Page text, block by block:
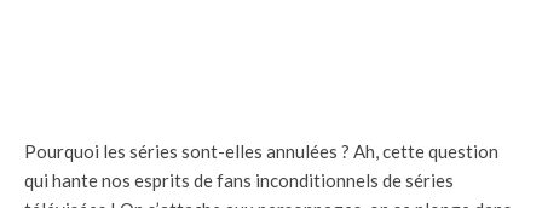
Pourquoi les séries sont-elles annulées ? Ah, cette question
qui hante nos esprits de fans inconditionnels de séries